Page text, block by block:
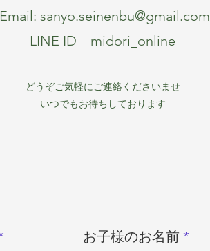
Email: sanyo.seinenbu@gmail.com
LINE ID midori_online
どうぞご気軽にご連絡くださいませ
いつでもお待ちしております
お子様のお名前